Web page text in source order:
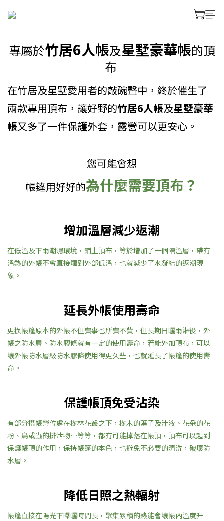
專屬於竹居6人帳及星墅豪華帳的頂
布
在竹居及星墅愛用者的敲碗聲中，終於催生了
兩款專用頂布，讓好野的竹居6人帳及星墅豪華
帳又多了一件保護外套，露營可以更安心。
prev
您可能會想
帳篷用好好的為什麼需要頂布？
增加溫層減少返潮
在低溫及下雨潮濕環境，鋪上頂布，等於增加了一個隔溫層，帶有
溫熱的外帳不會直接觸到外部低溫，也就減少了水凝結的返潮現
象。
延長外帳使用壽命
更換帳篷原本的外帳不但費事也所費不貲，但長期日曬雨淋後，外
帳之防水層、防水膠條就有一定的使用壽命，若能外加頂布，可以
讓外帳防水層級防水膠條使用得更久些，也就延長了帳篷的使用壽
命。
保護帳頂免受沾染
有部分搭帳營位處在樹林花叢之下，樹木的葉子及汁液、花朵的花
粉、鳥或蟲的排泄物…等等，都有可能掉落在帳頂，頂布可以起到
保護帳頂的作用，保持帳篷的本色，也避免不必要的清洗，破壞防
水層。
降低日照之熱輻射
帳篷直接在陽光下曝曬時間長，聚集累積的熱能會讓帳內溫度升